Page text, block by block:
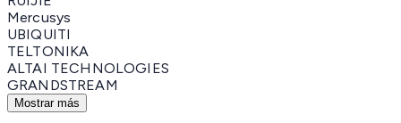
Mercusys
UBIQUITI
TELTONIKA
ALTAI TECHNOLOGIES
GRANDSTREAM
Mostrar más